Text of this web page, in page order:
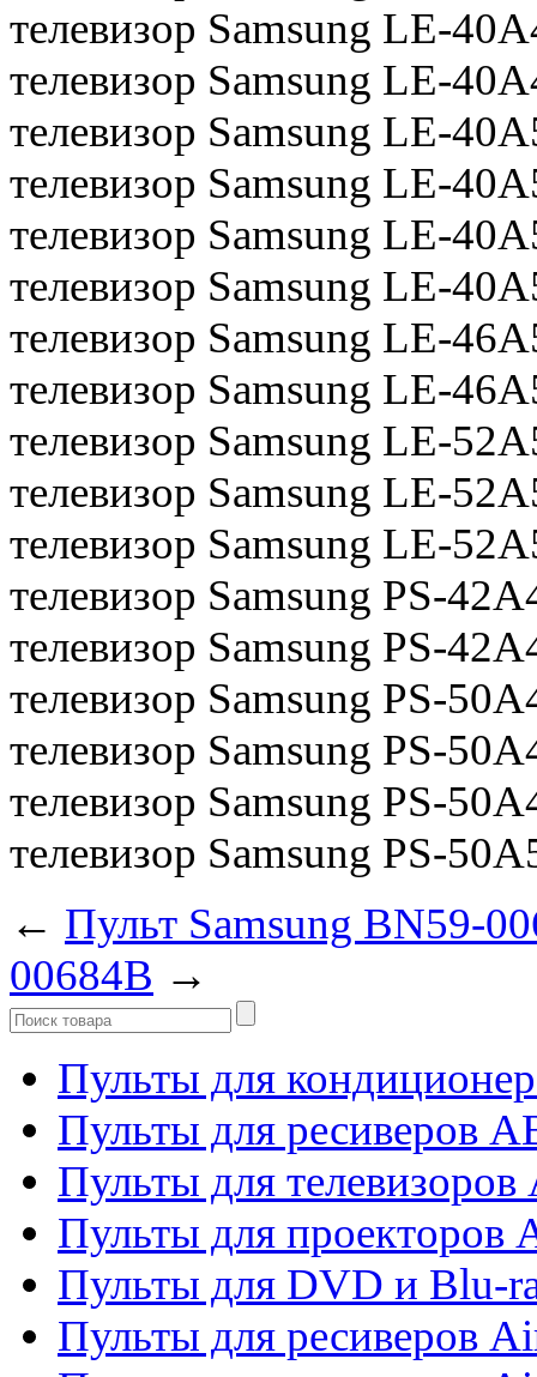
телевизор Samsung LE-
телевизор Samsung LE-
телевизор Samsung LE-
телевизор Samsung LE-
телевизор Samsung LE-
телевизор Samsung LE-
телевизор Samsung LE-
телевизор Samsung LE-
телевизор Samsung LE-
телевизор Samsung LE-
телевизор Samsung LE-
телевизор Samsung PS-
телевизор Samsung PS-
телевизор Samsung PS-
телевизор Samsung PS-
телевизор Samsung PS-
телевизор Samsung PS-
← Пульт Samsung BN59-
00684B →
Пульты для
Пульты для ресиверов
Пульты для телевизоров
Пульты для проекторов
Пульты для DVD и Blu-
Пульты для ресиверов